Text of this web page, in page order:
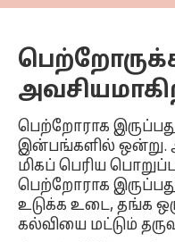
பெற்றோராக
இன்பங்களில் ஒன்று.
மிகப் பெரிய
பெற்றோராக
உடுக்க உடை, தங்க
கல்வியை மட்டும்